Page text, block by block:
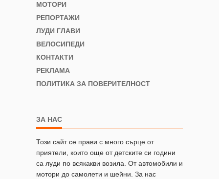
МОТОРИ
РЕПОРТАЖИ
ЛУДИ ГЛАВИ
ВЕЛОСИПЕДИ
КОНТАКТИ
РЕКЛАМА
ПОЛИТИКА ЗА ПОВЕРИТЕЛНОСТ
ЗА НАС
Този сайт се прави с много сърце от
приятели, които още от детските си години
са луди по всякакви возила. От автомобили и
мотори до самолети и шейни. За нас